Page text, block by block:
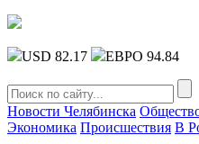
USD 82.17 ЕВРО 94.84
Новости Челябинска
Экономика Происшествия В